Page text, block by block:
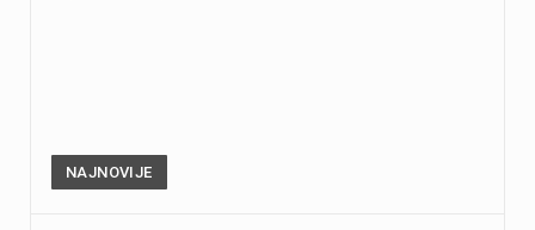
NAJNOVIJE